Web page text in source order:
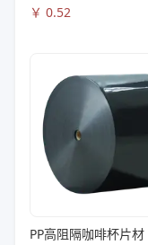
￥ 0.52
PP高阻隔咖啡杯片材